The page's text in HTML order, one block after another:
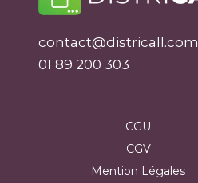
contact@districall.com
01 89 200 303
CGU
CGV
Mention Légales